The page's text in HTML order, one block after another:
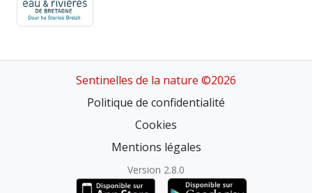
Sentinelles de la nature ©2026
Politique de confidentialité
Cookies
Mentions légales
Version 2.8.0